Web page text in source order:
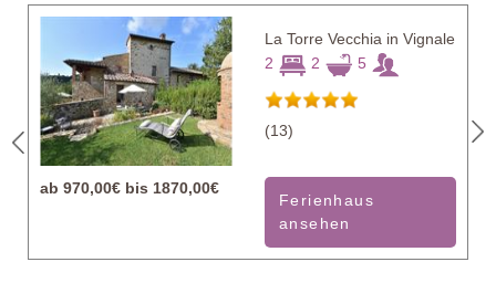
La Torre Vecchia in Vignale
2
2 5
(13)
ab 970,00€ bis 1870,00€
Ferienhaus
ansehen